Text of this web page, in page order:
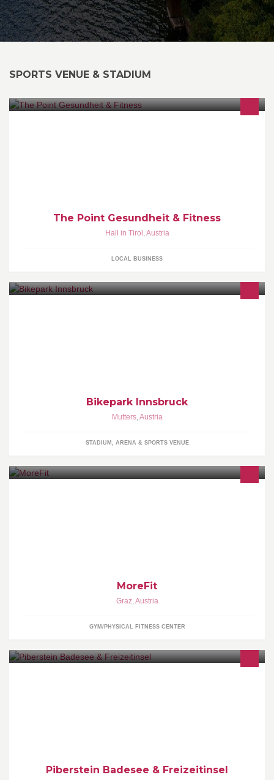
SPORTS VENUE & STADIUM
The Point Gesundheit & Fitness
Hall in Tirol ,Austria
LOCAL BUSINESS
Bikepark Innsbruck
Mutters,Austria
STADIUM, ARENA & SPORTS VENUE
MoreFit
Graz,Austria
GYM/PHYSICAL FITNESS CENTER
Piberstein Badesee & Freizeitinsel